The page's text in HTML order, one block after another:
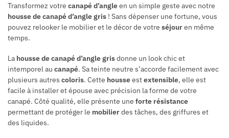
Transformez votre canapé d’angleen un simple geste avec notre
housse de canapé d’angle gris ! Sans dépenser une fortune, vous
pouvez relooker le mobilier et le décor de votre séjouren même
temps.
La housse de canapé d’angle grisdonne un look chic et
intemporel au canapé. Sa teinte neutre s’accorde facilement avec
plusieurs autres coloris. Cette housseestextensible, elle est
facile à installer et épouse avec précision la forme de votre
canapé. Côté qualité, elle présente une forte résistance
permettant de protéger le mobilierdes tâches, des griffures et
des liquides.